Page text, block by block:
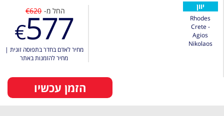
יוון
Rhodes
Crete -
Agios
Nikolaos
החל מ- €620
€577
מחיר לאדם בחדר בתפוסה זוגית |
מחיר להזמנות באתר
הזמן עכשיו